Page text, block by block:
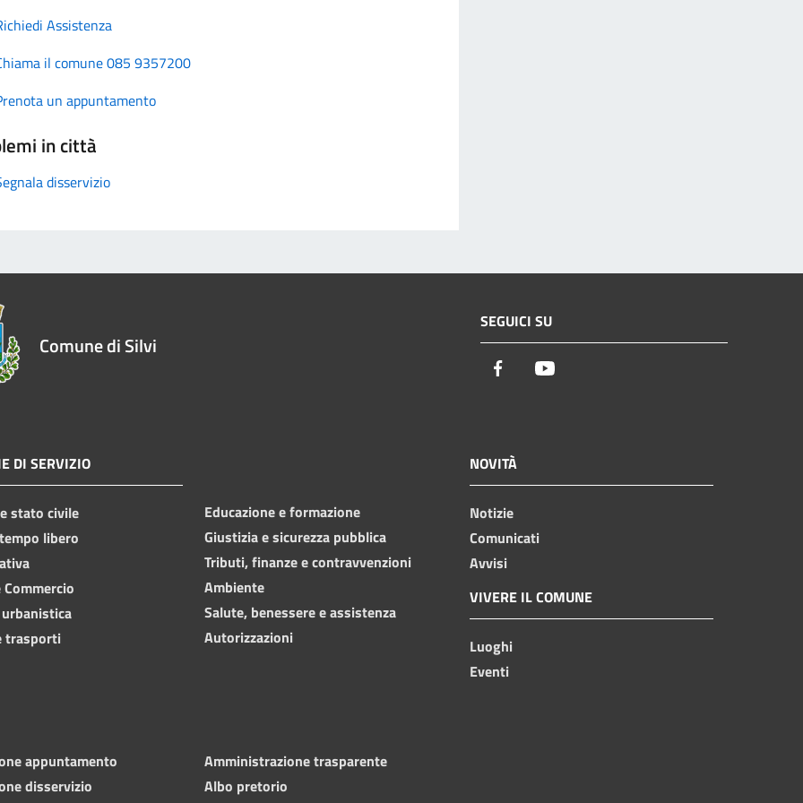
Assistenza
il comune 085 9357200
un appuntamento
in città
disservizio
Comune di Silvi
SEGUICI SU
Facebook
DI SERVIZIO
stato civile
libero
trasporti
Educazione e formazione
Giustizia e sicurezza pubblica
Tributi, finanze e contravvenzioni
Ambiente
Salute, benessere e assistenza
Autorizzazioni
NOVITÀ
Notizie
Comunicati
Avvisi
VIVERE IL COMUNE
Luoghi
Eventi
appuntamento
disservizio
Amministrazione trasparente
Albo pretorio